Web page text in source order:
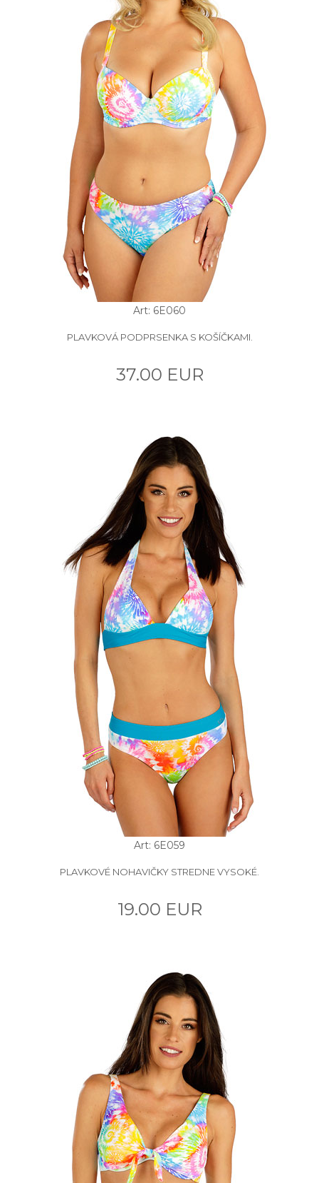
Art: 6E060
PLAVKOVÁ PODPRSENKA S KOŠÍČKAMI.
37.00 EUR
Art: 6E059
PLAVKOVÉ NOHAVIČKY STREDNE VYSOKÉ.
19.00 EUR